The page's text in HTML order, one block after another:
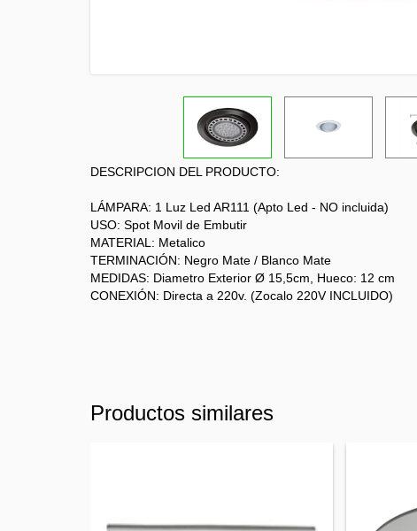
DESCRIPCION DEL PRODUCTO:
LÁMPARA: 1 Luz Led AR111 (Apto Led - NO incluida)
USO: Spot Movil de Embutir
MATERIAL: Metalico
TERMINACIÓN: Negro Mate / Blanco Mate
MEDIDAS: Diametro Exterior Ø 15,5cm, Hueco: 12 cm
CONEXIÓN: Directa a 220v. (Zocalo 220V INCLUIDO)
Productos similares